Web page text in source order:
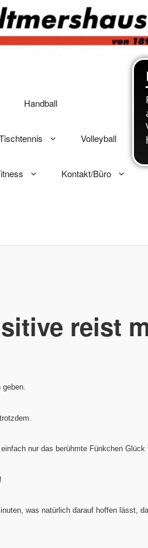
Handball
Volleyball
Kontakt/Büro
reist
geben.
nur das berühmte Fünkchen Glück
was natürlich darauf hoffen lässt,